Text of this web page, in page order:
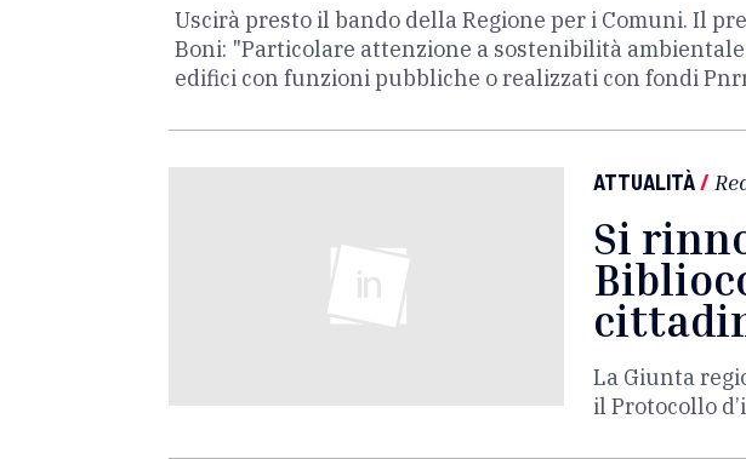
Uscirà presto il bando della Regione per i Comuni. Il
Boni: "Particolare attenzione a sostenibilità
edifici con funzioni pubbliche o realizzati con fondi
ATTUALITÀ/
Si
La Giunta
il Protocollo